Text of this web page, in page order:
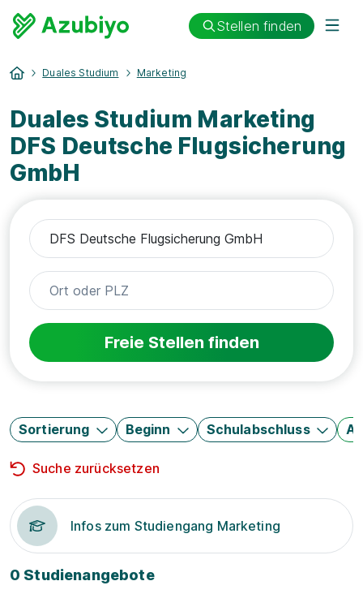
Stellen finden
Duales Studium Marketing
Duales Studium Marketing
DFS Deutsche Flugsicherung
GmbH
Freie Stellen finden
Sortierung Beginn Schulabschluss
Suche zurücksetzen
Infos zum Studiengang Marketing
0 Studienangebote